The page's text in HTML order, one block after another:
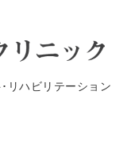
リハビリテーション